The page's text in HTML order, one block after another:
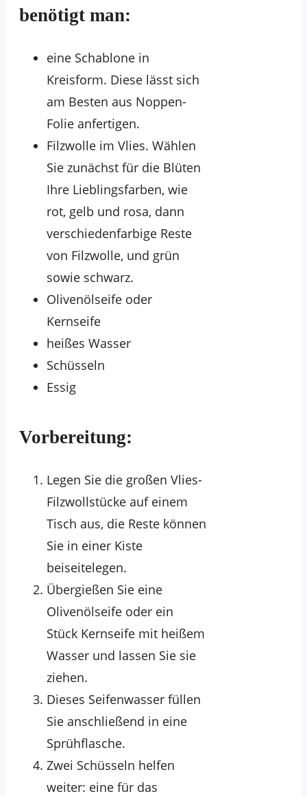
benötigt man:
eine Schablone in
Kreisform. Diese lässt sich
am Besten aus Noppen-
Folie anfertigen.
Filzwolle im Vlies. Wählen
Sie zunächst für die Blüten
Ihre Lieblingsfarben, wie
rot, gelb und rosa, dann
verschiedenfarbige Reste
von Filzwolle, und grün
sowie schwarz.
Olivenölseife oder
Kernseife
heißes Wasser
Schüsseln
Essig
Vorbereitung:
Legen Sie die großen Vlies-
Filzwollstücke auf einem
Tisch aus, die Reste können
Sie in einer Kiste
beiseitelegen.
Übergießen Sie eine
Olivenölseife oder ein
Stück Kernseife mit heißem
Wasser und lassen Sie sie
ziehen.
Dieses Seifenwasser füllen
Sie anschließend in eine
Sprühflasche.
Zwei Schüsseln helfen
weiter: eine für das